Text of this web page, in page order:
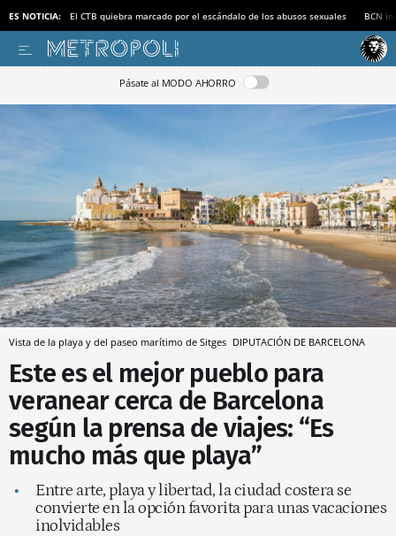
ES NOTICIA: El CTB quiebra marcado por el escándalo de los abusos sexuales BCN
Pásate al MODO AHORRO
Vista de la playa y del paseo marítimo de Sitges DIPUTACIÓN DE BARCELONA
Este es el mejor pueblo para
veranear cerca de Barcelona
según la prensa de viajes: “Es
mucho más que playa”
Entre arte, playa y libertad, la ciudad costera se
convierte en la opción favorita para unas vacaciones
inolvidables